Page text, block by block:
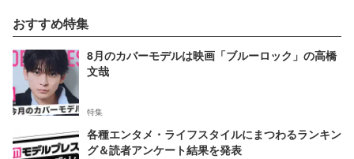
おすすめ特集
8月のカバーモデルは映画「ブルーロック」の高橋
文哉
特集
各種エンタメ・ライフスタイルにまつわるランキン
グ＆読者アンケート結果を発表